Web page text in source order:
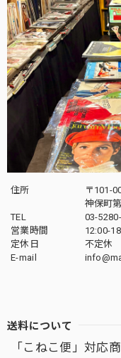
住所
〒101-
神保町
TEL
03-
営業時間
12:00-
定休日
不定休
E-mail
送料について
「こねこ便」対応